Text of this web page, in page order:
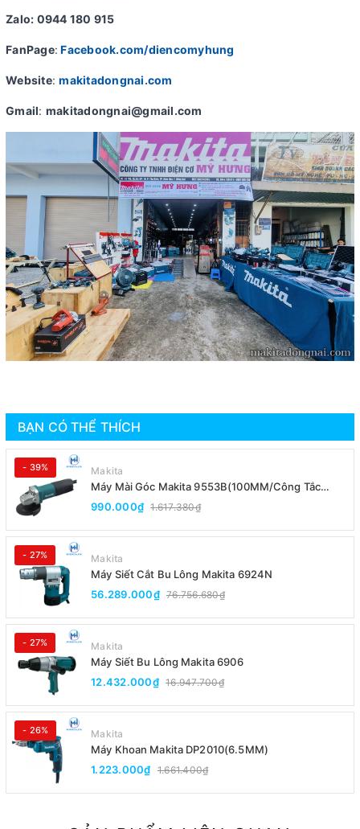
Zalo: 0944 180 915
FanPage: Facebook.com/diencomyhung
Website:makitadongnai.com
Gmail: makitadongnai@gmail.com
BẠN CÓ THỂ THÍCH
- 39% Makita
Máy Mài Góc Makita 9553B(100MM/Công Tắc
Đuôi)
990.000₫ 1.617.380₫
- 27% Makita
Máy Siết Cắt Bu Lông Makita 6924N
56.289.000₫ 76.756.680₫
- 27% Makita
Máy Siết Bu Lông Makita 6906
12.432.000₫ 16.947.700₫
- 26% Makita
Máy Khoan Makita DP2010(6.5MM)
1.223.000₫ 1.661.400₫